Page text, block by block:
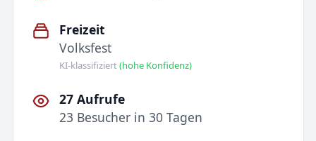
Freizeit
Volksfest
KI-klassifiziert(hohe Konfidenz)
27 Aufrufe
23 Besucher in 30 Tagen